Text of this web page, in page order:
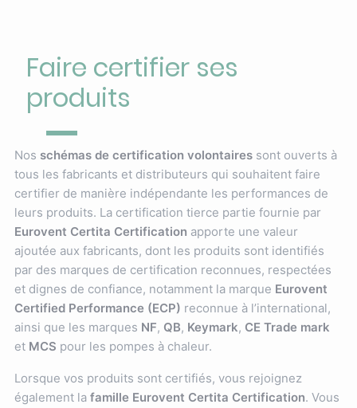
Faire certifier ses
produits
Nos schémas de certification volontairessont ouverts à
tous les fabricants et distributeurs qui souhaitent faire
certifier de manière indépendante les performances de
leurs produits. La certification tierce partie fournie par
Eurovent Certita Certification apporte une valeur
ajoutée aux fabricants, dont les produits sont identifiés
par des marques de certification reconnues, respectées
et dignes de confiance, notamment la marque Eurovent
Certified Performance (ECP) reconnue à l’international,
ainsi que les marques NF, QB, Keymark, CE Trade mark
et MCS pour les pompes à chaleur.
Lorsque vos produits sont certifiés, vous rejoignez
également la famille Eurovent Certita Certification. Vous